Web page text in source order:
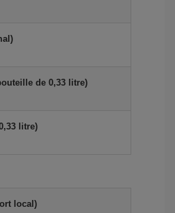
de 0,33 litre)
litre)
local)